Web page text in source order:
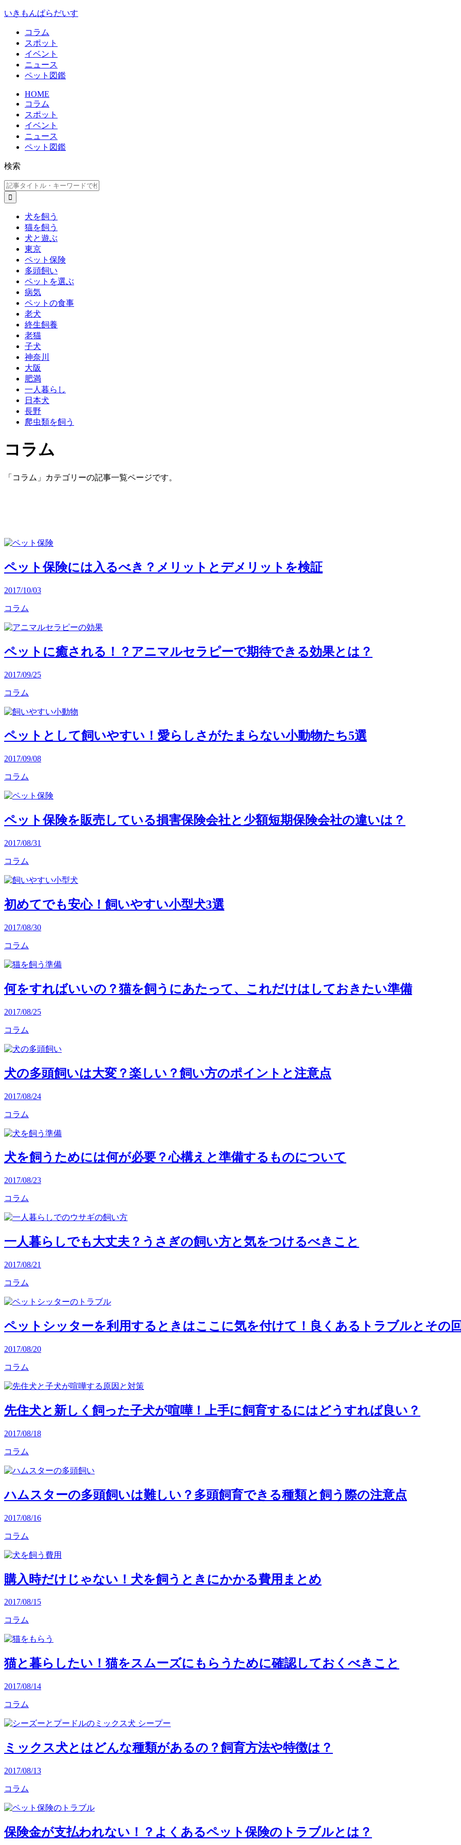
いきもんぱらだいす
コラム
スポット
イベント
ニュース
ペット図鑑
HOME
コラム
スポット
イベント
ニュース
ペット図鑑
検索
犬を飼う
猫を飼う
犬と遊ぶ
東京
ペット保険
多頭飼い
ペットを選ぶ
病気
ペットの食事
老犬
終生飼養
老猫
子犬
神奈川
大阪
肥満
一人暮らし
日本犬
長野
爬虫類を飼う
コラム
「コラム」カテゴリーの記事一覧ページです。
ペット保険には入るべき？メリットとデメリットを検証
2017/10/03
コラム
ペットに癒される！？アニマルセラピーで期待できる効果とは？
2017/09/25
コラム
ペットとして飼いやすい！愛らしさがたまらない小動物たち5選
2017/09/08
コラム
ペット保険を販売している損害保険会社と少額短期保険会社の違いは？
2017/08/31
コラム
初めてでも安心！飼いやすい小型犬3選
2017/08/30
コラム
何をすればいいの？猫を飼うにあたって、これだけはしておきたい準備
2017/08/25
コラム
犬の多頭飼いは大変？楽しい？飼い方のポイントと注意点
2017/08/24
コラム
犬を飼うためには何が必要？心構えと準備するものについて
2017/08/23
コラム
一人暮らしでも大丈夫？うさぎの飼い方と気をつけるべきこと
2017/08/21
コラム
ペットシッターを利用するときはここに気を付けて！良くあるトラブルとその
2017/08/20
コラム
先住犬と新しく飼った子犬が喧嘩！上手に飼育するにはどうすれば良い？
2017/08/18
コラム
ハムスターの多頭飼いは難しい？多頭飼育できる種類と飼う際の注意点
2017/08/16
コラム
購入時だけじゃない！犬を飼うときにかかる費用まとめ
2017/08/15
コラム
猫と暮らしたい！猫をスムーズにもらうために確認しておくべきこと
2017/08/14
コラム
ミックス犬とはどんな種類があるの？飼育方法や特徴は？
2017/08/13
コラム
保険金が支払われない！？よくあるペット保険のトラブルとは？